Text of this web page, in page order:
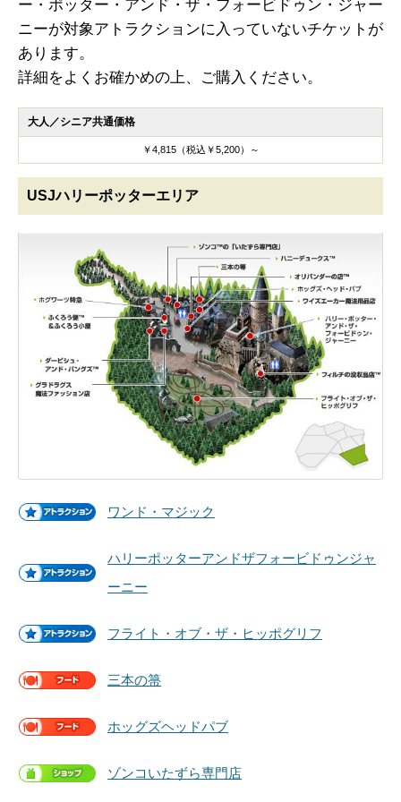
ー・ポッター・アンド・ザ・フォービドゥン・ジャー
ニーが対象アトラクションに入っていないチケットが
あります。
詳細をよくお確かめの上、ご購入ください。
大人／シニア共通価格
￥4,815（税込￥5,200）～
USJハリーポッターエリア
ワンド・マジック
ハリーポッターアンドザフォービドゥンジャ
ーニー
フライト・オブ・ザ・ヒッポグリフ
三本の箒
ホッグズヘッドパブ
ゾンコいたずら専門店